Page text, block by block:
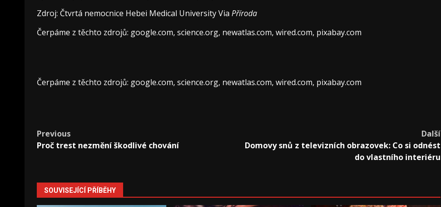
Zdroj: Čtvrtá nemocnice Hebei Medical University Via Příroda
Čerpáme z těchto zdrojů: google.com, science.org, newatlas.com, wired.com, pixabay.com
Čerpáme z těchto zdrojů: google.com, science.org, newatlas.com, wired.com, pixabay.com
Post
Previous
Proč trest nezmění škodlivé chování
Další
Domovy snů z televizních obrazovek: Co si odnést
do vlastního interiéru
SOUVISEJÍCÍ PŘÍBĚHY